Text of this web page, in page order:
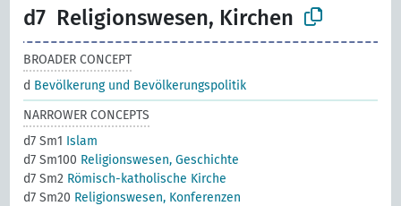
d7 Religionswesen, Kirchen
BROADER CONCEPT
d Bevölkerung und Bevölkerungspolitik
NARROWER CONCEPTS
d7 Sm1 Islam
d7 Sm100 Religionswesen, Geschichte
d7 Sm2 Römisch-katholische Kirche
d7 Sm20 Religionswesen, Konferenzen